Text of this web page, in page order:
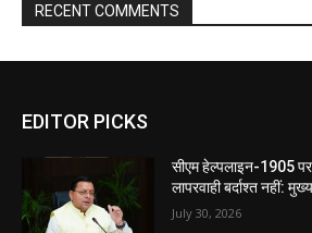
RECENT COMMENTS
EDITOR PICKS
सीएम हेल्पलाइन-1905
लापरवाही बर्दाश्त नहीं:
July 30, 2026